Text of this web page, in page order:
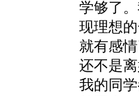
学够了
现理想
就有感
还不是
我的同